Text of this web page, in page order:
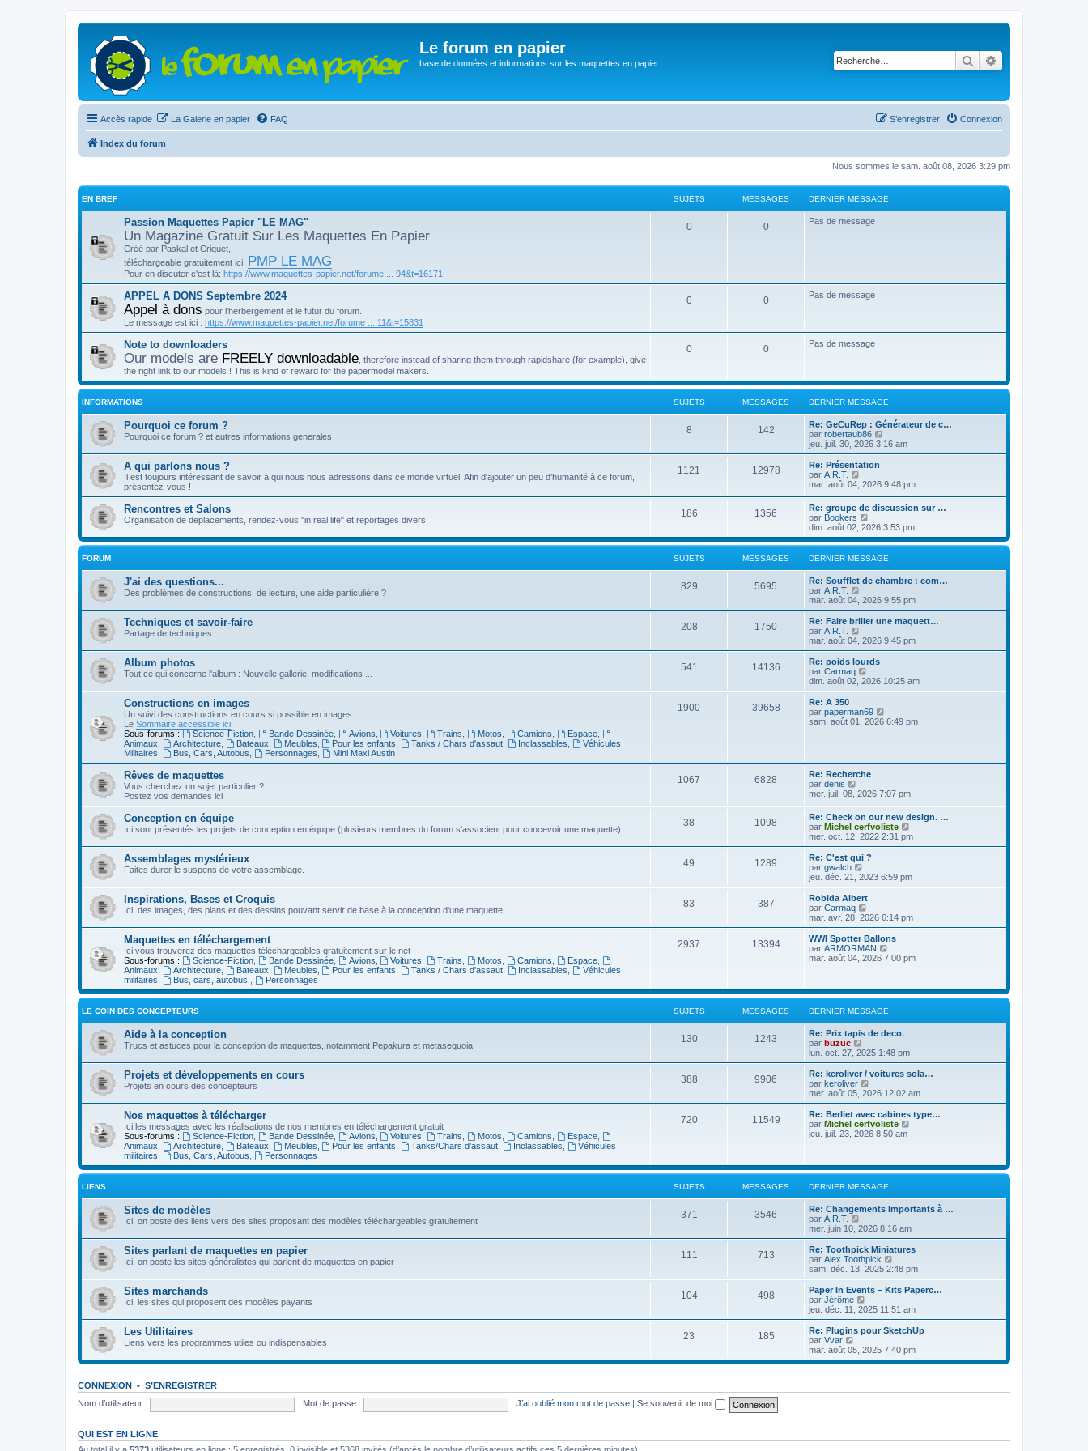
Le forum en papier
base de données et informations sur les maquettes en papier Rechercher
Accès rapide La Galerie en papier FAQ Connexion
S’enregistrer
Index du forum
Nous sommes le sam. août 08, 2026 3:29 pm
EN BREF SUJETS MESSAGES DERNIER MESSAGE
Passion Maquettes Papier "LE MAG"
Un Magazine Gratuit Sur Les Maquettes En Papier
Créé par Paskal et Criquet,
téléchargeable gratuitement ici: PMP LE MAG
Pour en discuter c'est là: https://www.maquettes-papier.net/forume ... 94&t=16171
0 0 Pas de message
APPEL A DONS Septembre 2024
Appel à dons pour l'herbergement et le futur du forum.
Le message est ici : https://www.maquettes-papier.net/forume ... 11&t=15831
0 0 Pas de message
Note to downloaders
Our models are FREELY downloadable , therefore instead of sharing them through rapidshare (for example), give
the right link to our models ! This is kind of reward for the papermodel makers.
0 0 Pas de message
INFORMATIONS SUJETS MESSAGES DERNIER MESSAGE
Pourquoi ce forum ?
Pourquoi ce forum ? et autres informations generales
8 142
Re: GeCuRep : Générateur de c…
par robertaub86
o
i
e
e
r
i
e
r
m
e
s
a
g
e
jeu. juil. 30, 2026 3:16 am
A qui parlons nous ?
Il est toujours intéressant de savoir à qui nous nous adressons dans ce monde virtuel. Afin d'ajouter un peu d'humanité à ce forum,
présentez-vous !
1121 12978
Re: Présentation
par A.R.T.
o
r
l
e
d
e
n
i
e
m
e
s
a
g
e
mar. août 04, 2026 9:48 pm
Rencontres et Salons
Organisation de deplacements, rendez-vous "in real life" et reportages divers
186 1356
Re: groupe de discussion sur …
par Bookers
o
i
r
l
e
n
i
e
m
e
s
a
g
dim. août 02, 2026 3:53 pm
FORUM SUJETS MESSAGES DERNIER MESSAGE
J'ai des questions...
Des problèmes de constructions, de lecture, une aide particulière ?
829 5695
Re: Soufflet de chambre : com…
par A.R.T.
o
i
r
e
r
n
i
m
e
g
e
mar. août 04, 2026 9:55 pm
Techniques et savoir-faire
Partage de techniques
208 1750
Re: Faire briller une maquett…
par A.R.T.
o
i
r
l
e
n
i
e
s
a
g
e
mar. août 04, 2026 9:45 pm
Album photos
Tout ce qui concerne l'album : Nouvelle gallerie, modifications ...
541 14136
Re: poids lourds
par Carmaq
o
i
l
e
i
e
m
e
s
s
a
g
e
dim. août 02, 2026 10:25 am
Constructions en images
Un suivi des constructions en cours si possible en images
Le Sommaire accessible ici
Sous-forums :
Science-Fiction, Bande Dessinée, Avions Voitures Trains Motos Camions Espace,
Animaux
Architecture, Bateaux Meubles Pour les enfants Tanks / Chars d'assaut Inclassables
Véhicules
Militaires
Bus, Cars, Autobus Personnages Mini Maxi Austin
1900 39658
Re: A 350
par paperman69
o
r
n
i
e
r
m
e
a
g
sam. août 01, 2026 6:49 pm
Rêves de maquettes
Vous cherchez un sujet particulier ?
Postez vos demandes ici
1067 6828
Re: Recherche
par denis
o
l
e
d
e
r
n
e
r
m
e
s
s
a
g
mer. juil. 08, 2026 7:07 pm
Conception en équipe
Ici sont présentés les projets de conception en équipe (plusieurs membres du forum s'associent pour concevoir une maquette)
38 1098
Re: Check on our new design. …
par Michel cerfvoliste
o
i
e
i
e
a
g
mer. oct. 12, 2022 2:31 pm
Assemblages mystérieux
Faites durer le suspens de votre assemblage.
49 1289
Re: C'est qui ?
par gwalch
o
i
r
l
e
e
r
n
i
m
e
s
s
a
e
jeu. déc. 21, 2023 6:59 pm
Inspirations, Bases et Croquis
Ici, des images, des plans et des dessins pouvant servir de base à la conception d'une maquette
83 387
Robida Albert
par Carmaq
o
i
r
l
e
n
e
r
m
s
s
a
g
e
mar. avr. 28, 2026 6:14 pm
Maquettes en téléchargement
Ici vous trouverez des maquettes téléchargeables gratuitement sur le net
Sous-forums :
Science-Fiction, Bande Dessinée, Avions Voitures Trains Motos Camions Espace,
Animaux
Architecture, Bateaux Meubles Pour les enfants Tanks / Chars d'assaut Inclassables
Véhicules
militaires
Bus, cars, autobus. Personnages
2937 13394
WWI Spotter Ballons
par ARMORMAN
o
e
e
r
n
e
r
m
s
s
a
g
e
mar. août 04, 2026 7:00 pm
LE COIN DES CONCEPTEURS SUJETS MESSAGES DERNIER MESSAGE
Aide à la conception
Trucs et astuces pour la conception de maquettes, notamment Pepakura et metasequoia
130 1243
Re: Prix tapis de deco.
par buzuc
o
i
r
l
e
r
n
i
m
e
s
s
a
e
lun. oct. 27, 2025 1:48 pm
Projets et développements en cours
Projets en cours des concepteurs
388 9906
Re: keroliver / voitures sola…
par keroliver
o
i
r
l
e
n
e
r
m
s
s
a
g
e
mer. août 05, 2026 12:02 am
Nos maquettes à télécharger
Ici les messages avec les réalisations de nos membres en téléchargement gratuit
Sous-forums :
Science-Fiction, Bande Dessinée, Avions Voitures Trains Motos Camions Espace,
Animaux
Architecture, Bateaux Meubles Pour les enfants Tanks/Chars d'assaut Inclassables
Véhicules
militaires
Bus, Cars, Autobus Personnages
720 11549
Re: Berliet avec cabines type…
par Michel cerfvoliste
e
r
n
e
r
m
s
s
a
g
e
jeu. juil. 23, 2026 8:50 am
LIENS SUJETS MESSAGES DERNIER MESSAGE
Sites de modèles
Ici, on poste des liens vers des sites proposant des modèles téléchargeables gratuitement
371 3546
Re: Changements Importants à …
par A.R.T.
o
i
r
l
e
d
r
n
i
r
e
s
g
mer. juin 10, 2026 8:16 am
Sites parlant de maquettes en papier
Ici, on poste les sites généralistes qui parlent de maquettes en papier
111 713
Re: Toothpick Miniatures
par Alex Toothpick
o
i
r
e
r
n
i
e
e
e
sam. déc. 13, 2025 2:48 pm
Sites marchands
Ici, les sites qui proposent des modèles payants
104 498
Paper In Events – Kits Paperc…
par Jérôme
o
i
r
e
e
i
s
jeu. déc. 11, 2025 11:51 am
Les Utilitaires
Liens vers les programmes utiles ou indispensables
23 185
Re: Plugins pour SketchUp
par Vvar
o
i
mar. août 05, 2025 7:40 pm
CONNEXION • S’ENREGISTRER
Nom d’utilisateur :
Mot de passe : J’ai oublié mon mot de passe Se souvenir de moi
QUI EST EN LIGNE
Au total il y a 5373 utilisateurs en ligne : 5 enregistrés, 0 invisible et 5368 invités (d’après le nombre d’utilisateurs actifs ces 5 dernières minutes)